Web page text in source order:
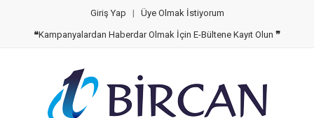
Giriş Yap | Üye Olmak İstiyorum
❝Kampanyalardan Haberdar Olmak İçin E-Bültene Kayıt Olun ❞